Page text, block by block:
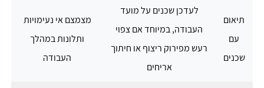
תיאום
עם
שכנים
לעדכן שכנים על מועד
העבודה, במיוחד אם צפוי
רעש מפירוק ריצוף או חיתוך
אריחים
מצמצם אי נעימויות
ותלונות במהלך
העבודה